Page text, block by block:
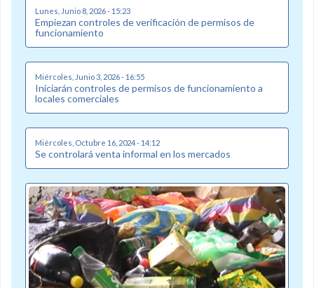
Lunes, Junio 8, 2026 - 15:23
Empiezan controles de verificación de permisos de
funcionamiento
Miércoles, Junio 3, 2026 - 16:55
Iniciarán controles de permisos de funcionamiento a
locales comerciales
Miércoles, Octubre 16, 2024 - 14:12
Se controlará venta informal en los mercados